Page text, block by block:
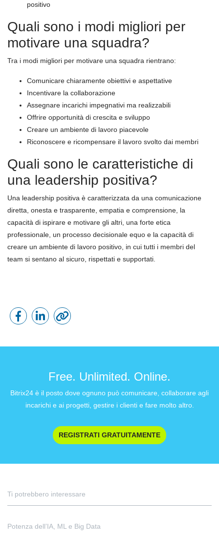
positivo
Quali sono i modi migliori per
motivare una squadra?
Tra i modi migliori per motivare una squadra rientrano:
Comunicare chiaramente obiettivi e aspettative
Incentivare la collaborazione
Assegnare incarichi impegnativi ma realizzabili
Offrire opportunità di crescita e sviluppo
Creare un ambiente di lavoro piacevole
Riconoscere e ricompensare il lavoro svolto dai membri
Quali sono le caratteristiche di
una leadership positiva?
Una leadership positiva è caratterizzata da una comunicazione
diretta, onesta e trasparente, empatia e comprensione, la
capacità di ispirare e motivare gli altri, una forte etica
professionale, un processo decisionale equo e la capacità di
creare un ambiente di lavoro positivo, in cui tutti i membri del
team si sentano al sicuro, rispettati e supportati.
Free. Unlimited. Online.
Bitrix24 è il posto dove ognuno può comunicare, collaborare agli
incarichi e ai progetti, gestire i clienti e fare molto altro.
REGISTRATI GRATUITAMENTE
Ti potrebbero interessare
Potenza dell’IA, ML e Big Data